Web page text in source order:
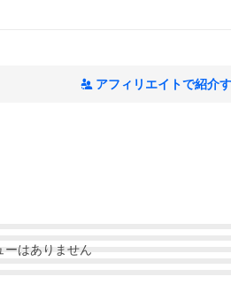
アフィリエイトで紹介
ーはありません